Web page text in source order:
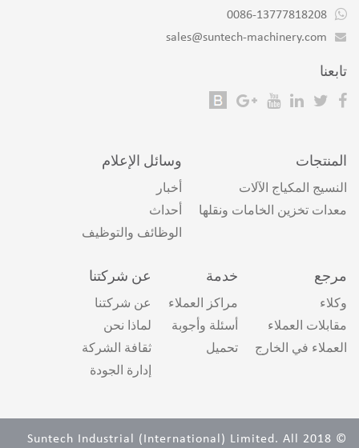
0086-13777818208
sales@suntech-machinery.com
تابعنا
المنتجات
النسيج المكياج الآلات
معدات تخزين الخامات ونقلها
وسائل الإعلام
أخبار
أحداث
الوظائف والتوظيف
مرجع
وكلاء
مقابلات العملاء
العملاء في الخارج
خدمة
مراكز العملاء
أسئلة وأجوبة
تحميل
عن شركتنا
عن شركتنا
لماذا نحن
ثقافة الشركة
إدارة الجودة
© 2018 Suntech Industrial (International) Limited. All